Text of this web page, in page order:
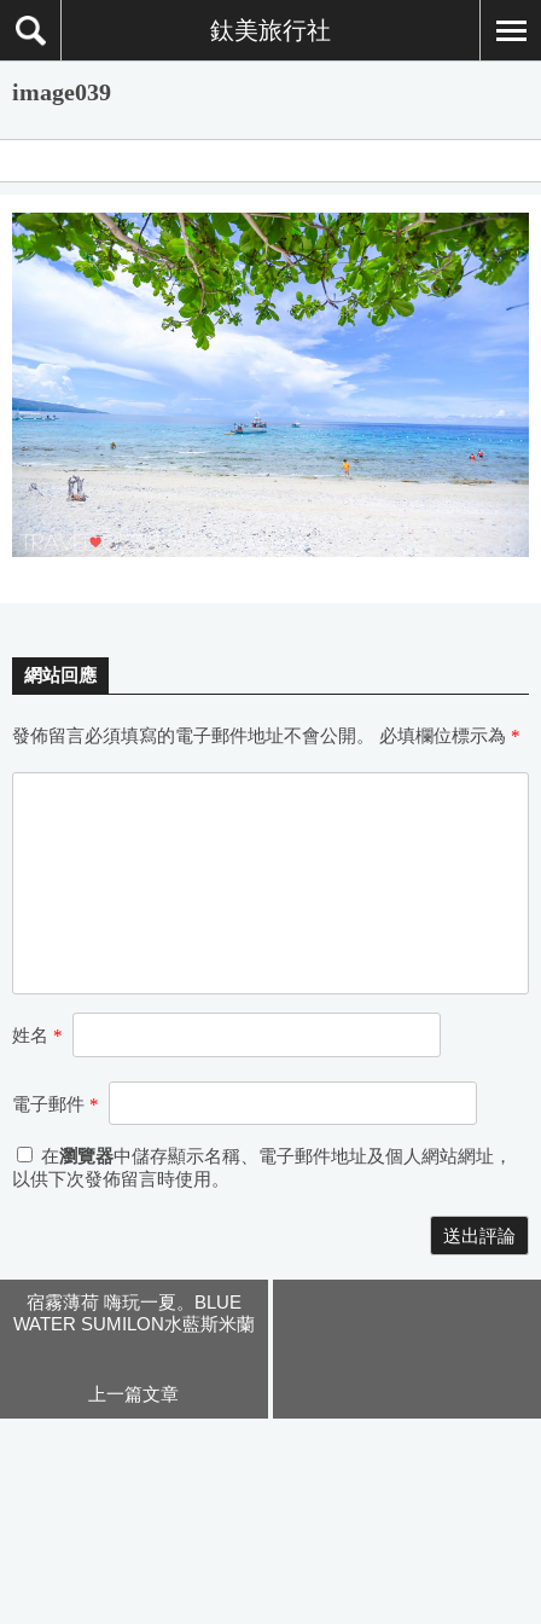
鈦美旅行社
image039
網站回應
發佈留言必須填寫的電子郵件地址不會公開。 必填欄位標示為 *
姓名 *
電子郵件 *
在瀏覽器中儲存顯示名稱、電子郵件地址及個人網站網址，
以供下次發佈留言時使用。
宿霧薄荷 嗨玩一夏。BLUE
WATER SUMILON水藍斯米蘭
上一篇文章